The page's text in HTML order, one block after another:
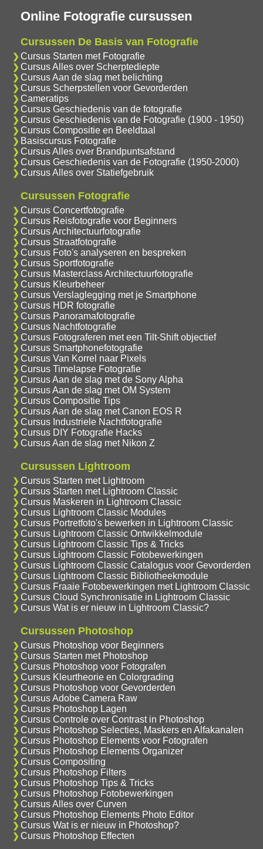
Online Fotografie cursussen
Cursussen De Basis van Fotografie
Cursus Starten met Fotografie
Cursus Alles over Scherptediepte
Cursus Aan de slag met belichting
Cursus Scherpstellen voor Gevorderden
Cameratips
Cursus Geschiedenis van de fotografie
Cursus Geschiedenis van de Fotografie (1900 - 1950)
Cursus Compositie en Beeldtaal
Basiscursus Fotografie
Cursus Alles over Brandpuntsafstand
Cursus Geschiedenis van de Fotografie (1950-2000)
Cursus Alles over Statiefgebruik
Cursussen Fotografie
Cursus Concertfotografie
Cursus Reisfotografie voor Beginners
Cursus Architectuurfotografie
Cursus Straatfotografie
Cursus Foto's analyseren en bespreken
Cursus Sportfotografie
Cursus Masterclass Architectuurfotografie
Cursus Kleurbeheer
Cursus Verslaglegging met je Smartphone
Cursus HDR fotografie
Cursus Panoramafotografie
Cursus Nachtfotografie
Cursus Fotograferen met een Tilt-Shift objectief
Cursus Smartphonefotografie
Cursus Van Korrel naar Pixels
Cursus Timelapse Fotografie
Cursus Aan de slag met de Sony Alpha
Cursus Aan de slag met OM System
Cursus Compositie Tips
Cursus Aan de slag met Canon EOS R
Cursus Industriele Nachtfotografie
Cursus DIY Fotografie Hacks
Cursus Aan de slag met Nikon Z
Cursussen Lightroom
Cursus Starten met Lightroom
Cursus Starten met Lightroom Classic
Cursus Maskeren in Lightroom Classic
Cursus Lightroom Classic Modules
Cursus Portretfoto's bewerken in Lightroom Classic
Cursus Lightroom Classic Ontwikkelmodule
Cursus Lightroom Classic Tips & Tricks
Cursus Lightroom Classic Fotobewerkingen
Cursus Lightroom Classic Catalogus voor Gevorderden
Cursus Lightroom Classic Bibliotheekmodule
Cursus Fraaie Fotobewerkingen met Lightroom Classic
Cursus Cloud Synchronisatie in Lightroom Classic
Cursus Wat is er nieuw in Lightroom Classic?
Cursussen Photoshop
Cursus Photoshop voor Beginners
Cursus Starten met Photoshop
Cursus Photoshop voor Fotografen
Cursus Kleurtheorie en Colorgrading
Cursus Photoshop voor Gevorderden
Cursus Adobe Camera Raw
Cursus Photoshop Lagen
Cursus Controle over Contrast in Photoshop
Cursus Photoshop Selecties, Maskers en Alfakanalen
Cursus Photoshop Elements voor Fotografen
Cursus Photoshop Elements Organizer
Cursus Compositing
Cursus Photoshop Filters
Cursus Photoshop Tips & Tricks
Cursus Photoshop Fotobewerkingen
Cursus Alles over Curven
Cursus Photoshop Elements Photo Editor
Cursus Wat is er nieuw in Photoshop?
Cursus Photoshop Effecten